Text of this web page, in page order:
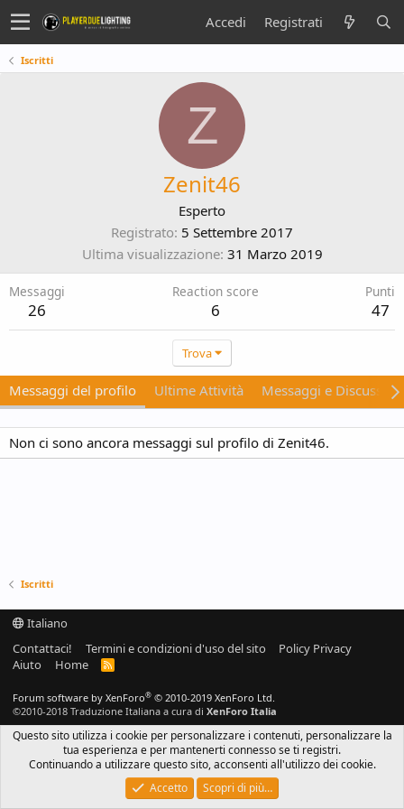
Accedi Registrati
Iscritti
Z
Zenit46
Esperto
Registrato 5 Settembre 2017
Ultima visualizzazione 31 Marzo 2019
Messaggi
26
Reaction score
6
Punti
47
Trova
Messaggi del profilo Ultime Attività Messaggi e
Non ci sono ancora messaggi sul profilo di Zenit46.
Iscritti
Italiano
Contattaci!
Termini e condizioni d'uso del sito
Policy Privacy
Aiuto
Home
R
Forum software by XenForo® © 2010-2019 XenForo Ltd.
©2010-2018 Traduzione Italiana a cura di XenForo Italia
Questo sito utilizza i cookie per personalizzare i contenuti, personalizzare la
tua esperienza e per mantenerti connesso se ti registri.
Continuando a utilizzare questo sito, acconsenti all'utilizzo dei cookie.
Accetto
Scopri di più…